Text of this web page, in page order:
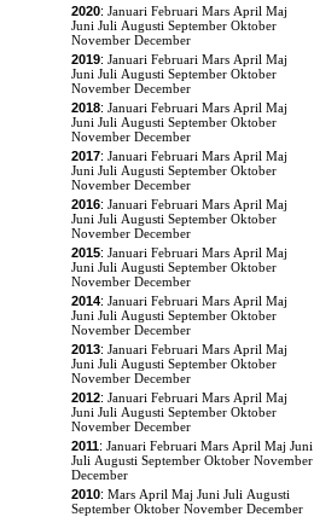
2020: Januari Februari Mars April Maj
Juni Juli Augusti September Oktober
November December
2019: Januari Februari Mars April Maj
Juni Juli Augusti September Oktober
November December
2018: Januari Februari Mars April Maj
Juni Juli Augusti September Oktober
November December
2017: Januari Februari Mars April Maj
Juni Juli Augusti September Oktober
November December
2016: Januari Februari Mars April Maj
Juni Juli Augusti September Oktober
November December
2015: Januari Februari Mars April Maj
Juni Juli Augusti September Oktober
November December
2014: Januari Februari Mars April Maj
Juni Juli Augusti September Oktober
November December
2013: Januari Februari Mars April Maj
Juni Juli Augusti September Oktober
November December
2012: Januari Februari Mars April Maj
Juni Juli Augusti September Oktober
November December
2011: Januari Februari Mars April Maj Juni
Juli Augusti September Oktober November
December
2010: Mars April Maj Juni Juli Augusti
September Oktober November December